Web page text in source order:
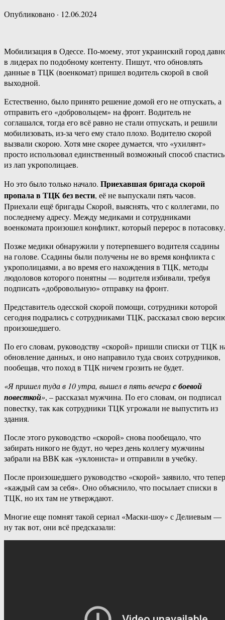
Опубликовано · 12.06.2024
Мобилизация в Одессе. По-моему, этот украинский город
в лидерах по подобному контенту. Пишут, что обновлять
данные в ТЦК (военкомат) пришел водитель скорой в свой
выходной.
Естественно, было принято решение домой его не отпускать, а
отправить его «добровольцем» на фронт. Водитель не
соглашался, тогда его всё равно не стали отпускать, и решили
мобилизовать, из-за чего ему стало плохо. Водителю скорой
вызвали скорою. Хотя мне скорее думается, что «ухилянт»
просто использовал единственный возможный способ спастись
из лап укрополицаев.
Но это было только начало. Приехавшая бригада скорой
пропала в ТЦК без вести, её не выпускали пять часов.
Приехали ещё бригады Скорой, выяснять, что с коллегами, по
последнему адресу. Между медиками и сотрудниками
военкомата произошел конфликт, который перерос в потасовку.
Позже медики обнаружили у потерпевшего водителя ссадины
на голове. Ссадины были получены не во время конфликта с
укрополицаями, а во время его нахождения в ТЦК, методы
людоловов которого понятны — водителя избивали, требуя
подписать «добровольную» отправку на фронт.
Представитель одесской скорой помощи, сотрудники которой
сегодня подрались с сотрудниками ТЦК, рассказал свою
произошедшего.
По его словам, руководству «скорой» пришли списки от ТЦК
обновление данных, и оно направило туда своих сотрудников,
пообещав, что поход в ТЦК ничем грозить не будет.
«Я пришел туда в 10 утра, вышел в пять вечерас боевой
повесткой», – рассказал мужчина. По его словам, он подписал
повестку, так как сотрудники ТЦК угрожали не выпустить из
здания.
После этого руководство «скорой» снова пообещало, что
забирать никого не будут, но через день коллегу мужчины
забрали на ВВК как «уклониста» и отправили в учебку.
После произошедшего руководство «скорой» заявило, что
«каждый сам за себя». Оно объяснило, что посылает списки в
ТЦК, но их там не утверждают.
Многие еще помнят такой сериал «Маски-шоу» с Делиевым —
ну так вот, они всё предсказали: